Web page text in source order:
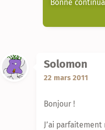
Bonne
Solomon
22 mars 2011
Bonjour !
J’ai